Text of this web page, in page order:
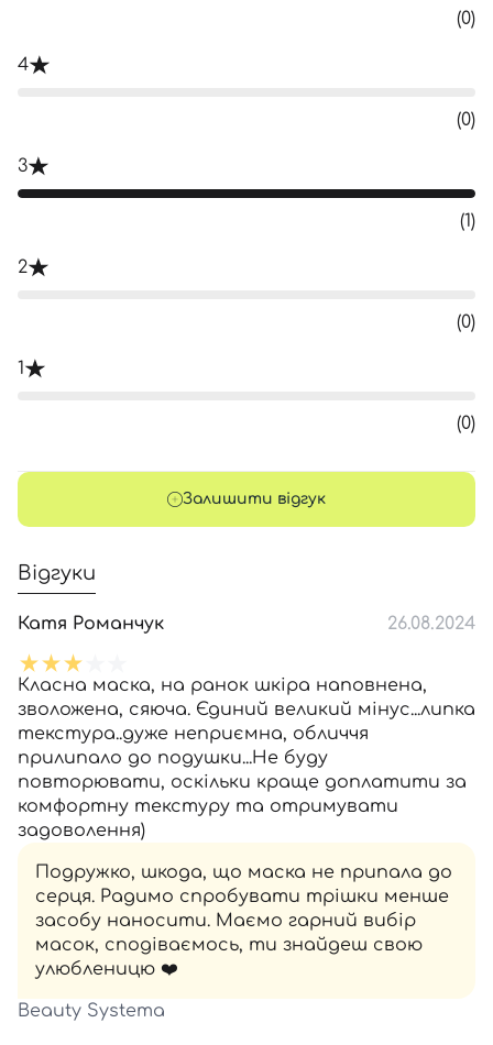
(0)
4
(0)
3
(1)
2
(0)
1
(0)
Залишити відгук
Відгуки
Катя Романчук 26.08.2024
Класна маска, на ранок шкіра наповнена,
зволожена, сяюча. Єдиний великий мінус...липка
текстура..дуже неприємна, обличчя
прилипало до подушки...Не буду
повторювати, оскільки краще доплатити за
комфортну текстуру та отримувати
задоволення)
Подружко, шкода, що маска не припала до
серця. Радимо спробувати трішки менше
засобу наносити. Маємо гарний вибір
масок, сподіваємось, ти знайдеш свою
улюбленицю ❤️
Beauty Systema